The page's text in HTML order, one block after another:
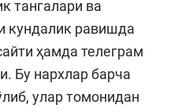
тангалари ва
кундалик равишда
ҳамда телеграм
Бу нархлар барча
улар томонидан